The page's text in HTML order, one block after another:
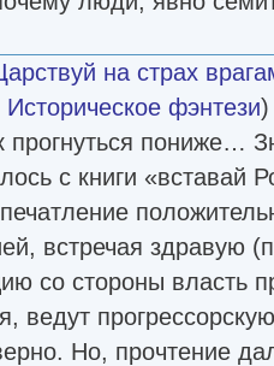
на страх
Историческое фэнтези)
прогнуться пониже…
с книги «вставай
встречая здравую
со стороны власть
ведут
Но, прочтение